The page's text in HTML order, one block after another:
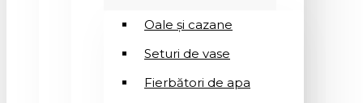
Oale și cazane
Seturi de vase
Fierbători de apa